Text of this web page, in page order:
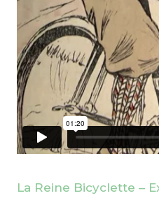
La Reine Bicyclette –